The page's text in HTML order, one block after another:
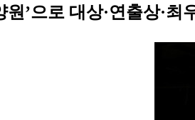
원’으로 대상·연출상·